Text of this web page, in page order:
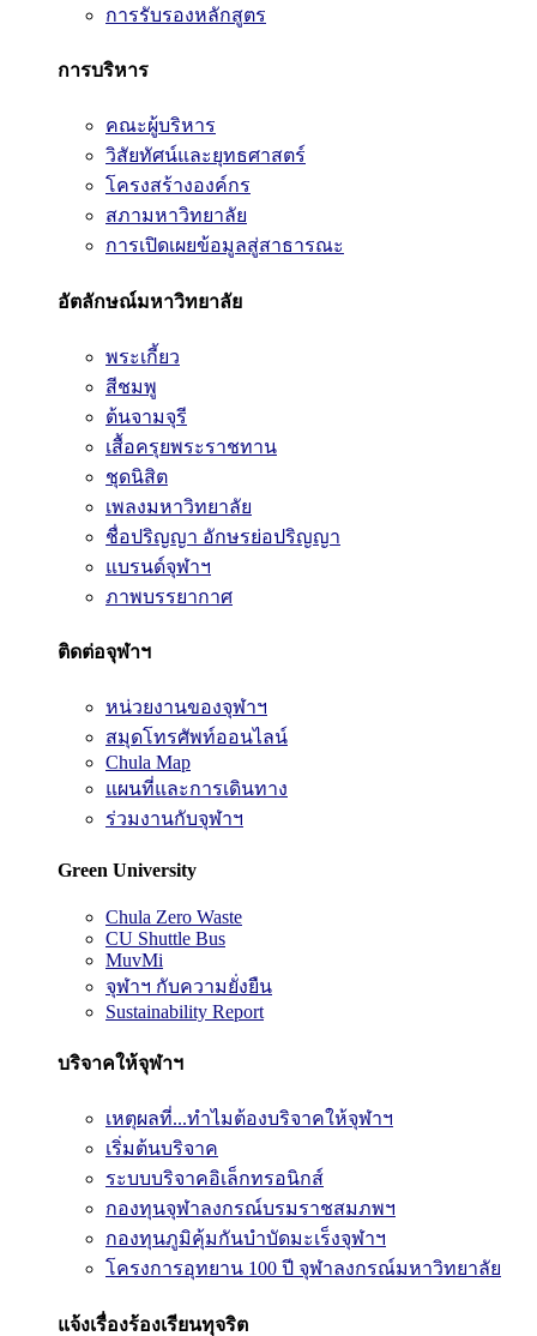
การรับรองหลักสูตร
การบริหาร
คณะผู้บริหาร
วิสัยทัศน์และยุทธศาสตร์
โครงสร้างองค์กร
สภามหาวิทยาลัย
การเปิดเผยข้อมูลสู่สาธารณะ
อัตลักษณ์มหาวิทยาลัย
พระเกี้ยว
สีชมพู
ต้นจามจุรี
เสื้อครุยพระราชทาน
ชุดนิสิต
เพลงมหาวิทยาลัย
ชื่อปริญญา อักษรย่อปริญญา
แบรนด์จุฬาฯ
ภาพบรรยากาศ
ติดต่อจุฬาฯ
หน่วยงานของจุฬาฯ
สมุดโทรศัพท์ออนไลน์
Chula Map
แผนที่และการเดินทาง
ร่วมงานกับจุฬาฯ
Green University
Chula Zero Waste
CU Shuttle Bus
MuvMi
จุฬาฯ กับความยั่งยืน
Sustainability Report
บริจาคให้จุฬาฯ
เหตุผลที่...ทำไมต้องบริจาคให้จุฬาฯ
เริ่มต้นบริจาค
ระบบบริจาคอิเล็กทรอนิกส์
กองทุนจุฬาลงกรณ์บรมราชสมภพฯ
กองทุนภูมิคุ้มกันบำบัดมะเร็งจุฬาฯ
โครงการอุทยาน 100 ปี จุฬาลงกรณ์มหาวิทยาลัย
แจ้งเรื่องร้องเรียนทุจริต